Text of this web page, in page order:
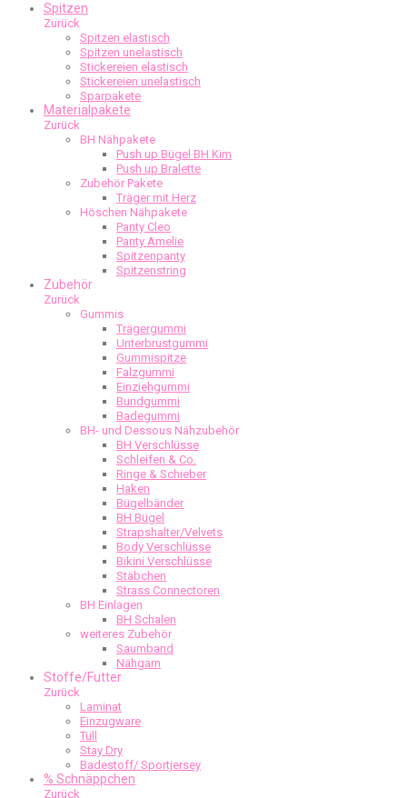
Spitzen
Zurück
Spitzen elastisch
Spitzen unelastisch
Stickereien elastisch
Stickereien unelastisch
Sparpakete
Materialpakete
Zurück
BH Nähpakete
Push up Bügel BH Kim
Push up Bralette
Zubehör Pakete
Träger mit Herz
Höschen Nähpakete
Panty Cleo
Panty Amelie
Spitzenpanty
Spitzenstring
Zubehör
Zurück
Gummis
Trägergummi
Unterbrustgummi
Gummispitze
Falzgummi
Einziehgummi
Bundgummi
Badegummi
BH- und Dessous Nähzubehör
BH Verschlüsse
Schleifen & Co.
Ringe & Schieber
Haken
Bügelbänder
BH Bügel
Strapshalter/Velvets
Body Verschlüsse
Bikini Verschlüsse
Stäbchen
Strass Connectoren
BH Einlagen
BH Schalen
weiteres Zubehör
Saumband
Nähgarn
Stoffe/Futter
Zurück
Laminat
Einzugware
Tüll
Stay Dry
Badestoff/ Sportjersey
% Schnäppchen
Zurück